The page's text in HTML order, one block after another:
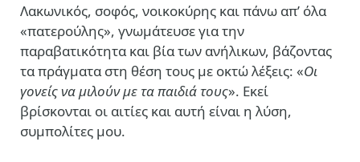
Λακωνικός, σοφός, νοικοκύρης και πάνω απ’ όλα
«πατερούλης», γνωμάτευσε για την
παραβατικότητα και βία των ανήλικων, βάζοντας
τα πράγματα στη θέση τους με οκτώ λέξεις: «Οι
γονείς να μιλούν με τα παιδιά τους». Εκεί
βρίσκονται οι αιτίες και αυτή είναι η λύση,
συμπολίτες μου.